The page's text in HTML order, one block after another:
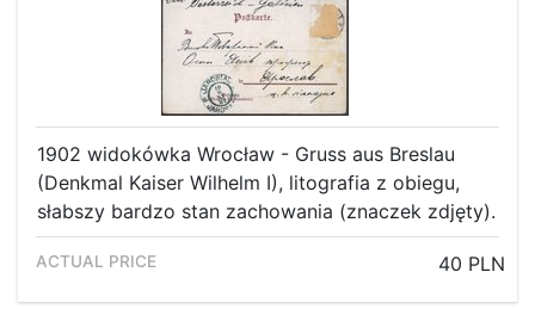
1902 widokówka Wrocław - Gruss aus Breslau
(Denkmal Kaiser Wilhelm I), litografia z obiegu,
słabszy bardzo stan zachowania (znaczek zdjęty).
40 PLN